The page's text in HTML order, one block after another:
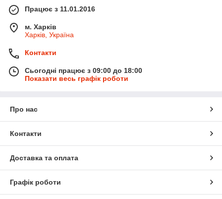
Працює з 11.01.2016
м. Харків
Харків, Україна
Контакти
Сьогодні працює з 09:00 до 18:00
Показати весь графік роботи
Про нас
Контакти
Доставка та оплата
Графік роботи